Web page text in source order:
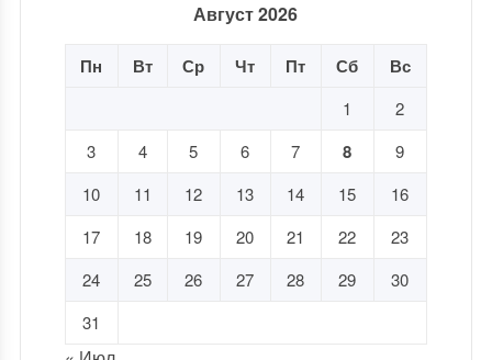
Август 2026
Пн Вт Ср Чт Пт Сб Вс
1
2
3
4 5 6 7 8
9
10
11 12 13 14 15
16
17
18 19 20 21 22
23
24
25 26 27 28 29
30
31